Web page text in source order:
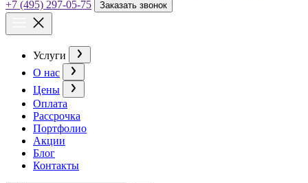
+7 (495) 297-05-75
Заказать звонок
Услуги
О нас
Цены
Оплата
Рассрочка
Портфолио
Акции
Блог
Контакты